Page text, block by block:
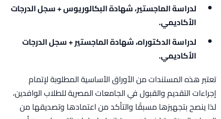
لدراسة الماجستير، شهادة البكالوريوس + سجل الدرجات
الأكاديمي.
لدراسة الدكتوراه، شهادة الماجستير + سجل الدرجات
الأكاديمي.
تعتبر هذه المستندات من الأوراق الأساسية المطلوبة لإتمام
إجراءات التقديم والقبول في الجامعات المصرية للطلاب الوافدين،
لذا ينصح بتجهيزها مسبقًا والتأكد من اعتمادها وتصديقها من